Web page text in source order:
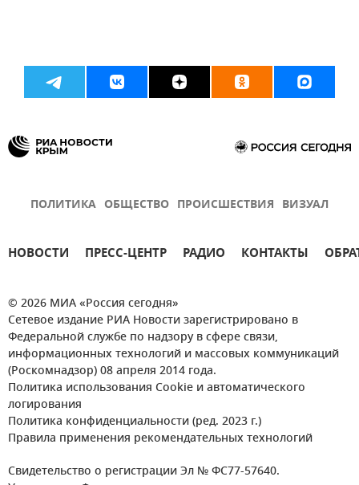
ПОЛИТИКА ОБЩЕСТВО ПРОИСШЕСТВИЯ ВИЗУАЛ
НОВОСТИ ПРЕСС-ЦЕНТР РАДИО КОНТАКТЫ
© 2026 МИА «Россия сегодня»
Сетевое издание РИА Новости зарегистрировано в
Федеральной службе по надзору в сфере связи,
информационных технологий и массовых коммуникаций
(Роскомнадзор) 08 апреля 2014 года.
Политика использования Cookie и автоматического
логирования
Политика конфиденциальности (ред. 2023 г.)
Правила применения рекомендательных технологий
Свидетельство о регистрации Эл № ФС77-57640.